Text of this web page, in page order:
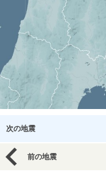
次の地震
前の地震